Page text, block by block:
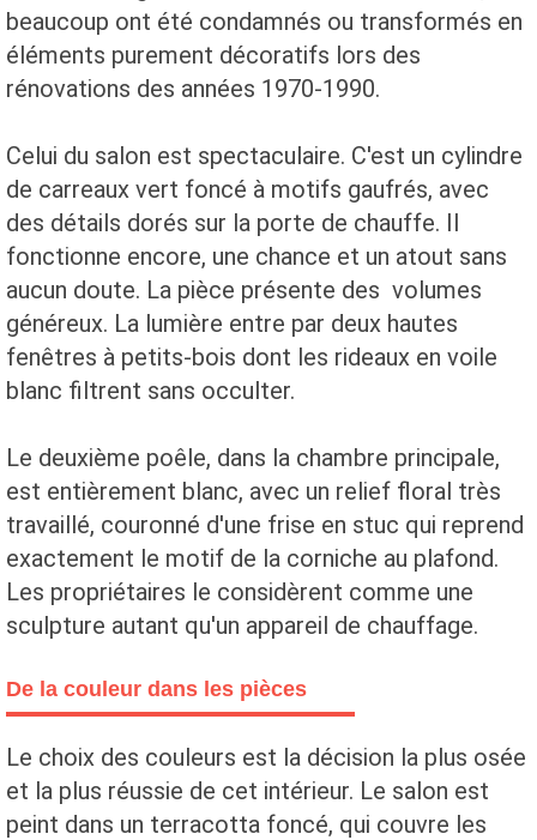
beaucoup ont été condamnés ou transformés en
éléments purement décoratifs lors des
rénovations des années 1970-1990.
Celui du salon est spectaculaire. C'est un cylindre
de carreaux vert foncé à motifs gaufrés, avec
des détails dorés sur la porte de chauffe. Il
fonctionne encore, une chance et un atout sans
aucun doute. La pièce présente des volumes
généreux. La lumière entre par deux hautes
fenêtres à petits-bois dont les rideaux en voile
blanc filtrent sans occulter.
Le deuxième poêle, dans la chambre principale,
est entièrement blanc, avec un relief floral très
travaillé, couronné d'une frise en stuc qui reprend
exactement le motif de la corniche au plafond.
Les propriétaires le considèrent comme une
sculpture autant qu'un appareil de chauffage.
De la couleur dans les pièces
Le choix des couleurs est la décision la plus osée
et la plus réussie de cet intérieur. Le salon est
peint dans un terracotta foncé, qui couvre les